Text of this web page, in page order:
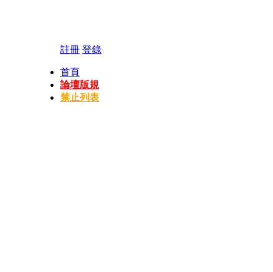
註冊 登錄
首頁
論壇版規
禁止列表